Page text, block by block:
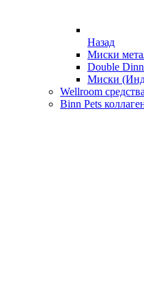
Назад
Миски
Double
Миски
Wellroom
Binn Pets